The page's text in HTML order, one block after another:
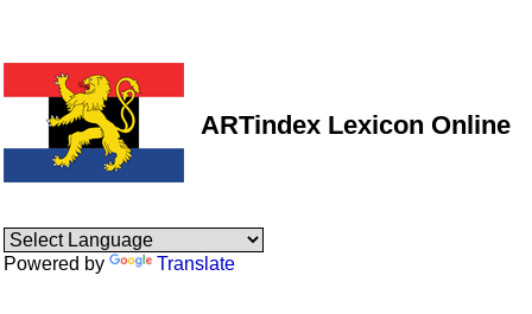
ARTindex Lexicon Online
Powered by Translate